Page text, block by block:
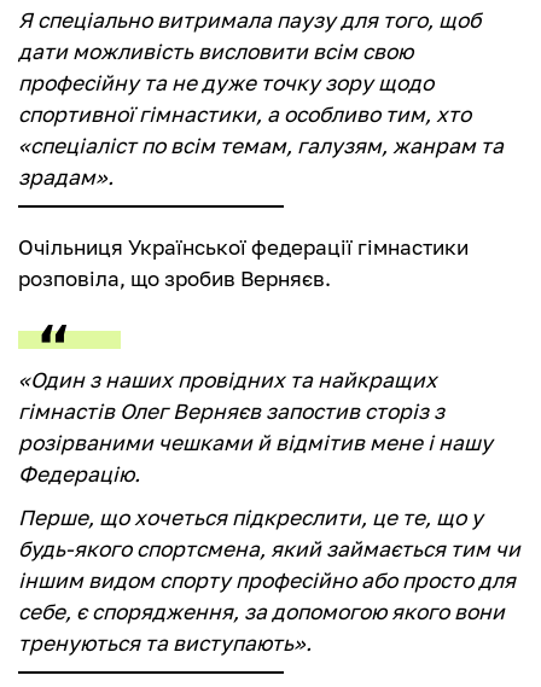
Я спеціально витримала паузу для того, щоб
дати можливість висловити всім свою
професійну та не дуже точку зору щодо
спортивної гімнастики, а особливо тим, хто
«спеціаліст по всім темам, галузям, жанрам та
зрадам».
Очільниця Української федерації гімнастики
розповіла, що зробив Верняєв.
«Один з наших провідних та найкращих
гімнастів Олег Верняєв запостив сторіз з
розірваними чешками й відмітив мене і нашу
Федерацію.
Перше, що хочеться підкреслити, це те, що у
будь-якого спортсмена, який займається тим чи
іншим видом спорту професійно або просто для
себе, є спорядження, за допомогою якого вони
тренуються та виступають».